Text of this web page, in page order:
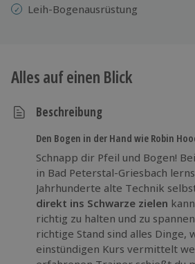
Leih-Bogenausrüstung
Alles auf einen Blick
Beschreibung
Den Bogen in der Hand wie Robin
Schnapp dir Pfeil und Bogen!
in Bad Peterstal-Griesbach
Jahrhunderte alte Technik
direkt ins Schwarze zielen
richtig zu halten und zu
richtige Stand sind alles Dinge,
einstündigen Kurs vermittelt